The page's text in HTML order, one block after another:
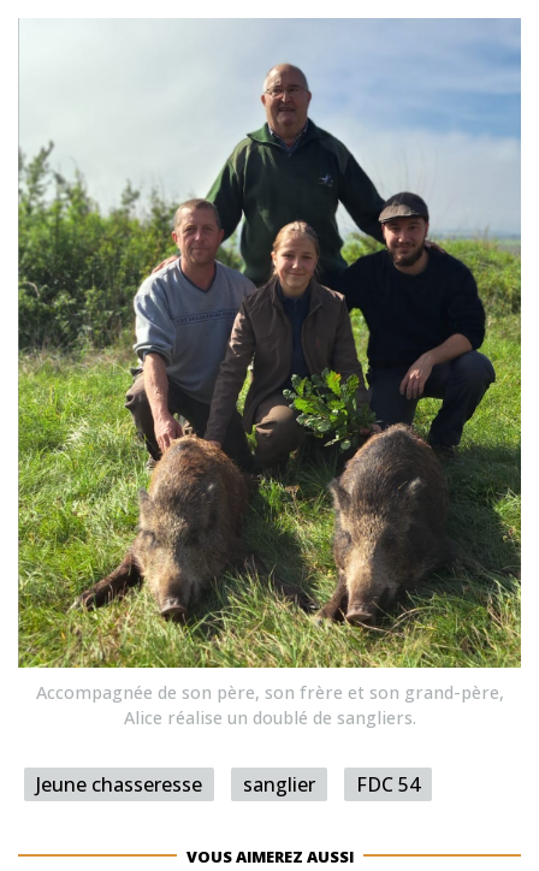
Accompagnée de son père, son frère et son grand-père,
Alice réalise un doublé de sangliers.
Jeune chasseresse sanglier FDC 54
VOUS AIMEREZ AUSSI